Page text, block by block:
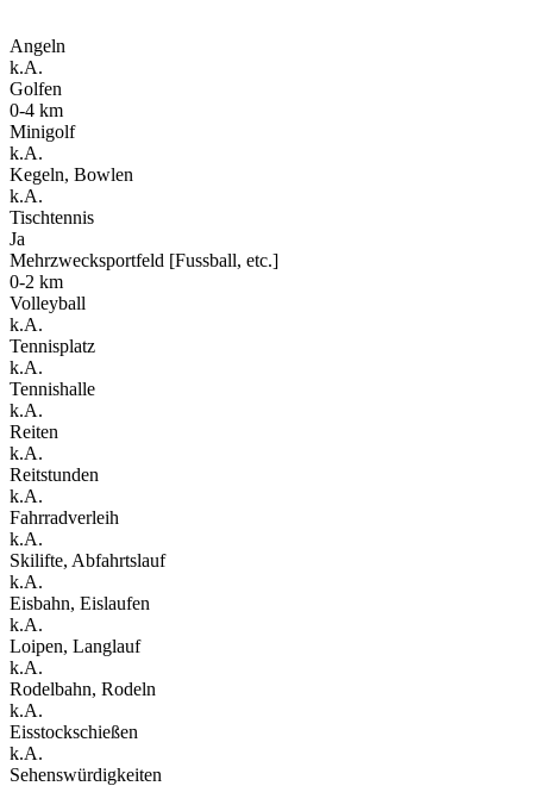
Angeln
k.A.
Golfen
0-4 km
Minigolf
k.A.
Kegeln, Bowlen
k.A.
Tischtennis
Ja
Mehrzwecksportfeld [Fussball, etc.]
0-2 km
Volleyball
k.A.
Tennisplatz
k.A.
Tennishalle
k.A.
Reiten
k.A.
Reitstunden
k.A.
Fahrradverleih
k.A.
Skilifte, Abfahrtslauf
k.A.
Eisbahn, Eislaufen
k.A.
Loipen, Langlauf
k.A.
Rodelbahn, Rodeln
k.A.
Eisstockschießen
k.A.
Sehenswürdigkeiten